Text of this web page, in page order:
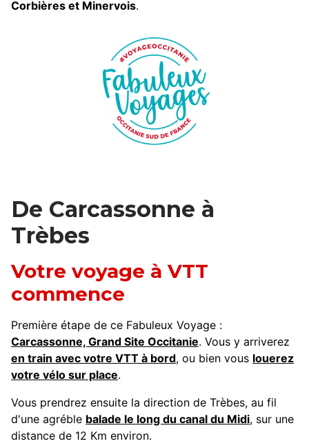
Corbières et Minervois.
De Carcassonne à
Trèbes
Votre voyage à VTT
commence
Première étape de ce Fabuleux Voyage :
Carcassonne, Grand Site Occitanie. Vous y arriverez
en train avec votre VTT à bord, ou bien vous louerez
votre vélo sur place.
Vous prendrez ensuite la direction de Trèbes, au fil
d'une agréble balade le long du canal du Midi, sur une
distance de 12 Km environ.